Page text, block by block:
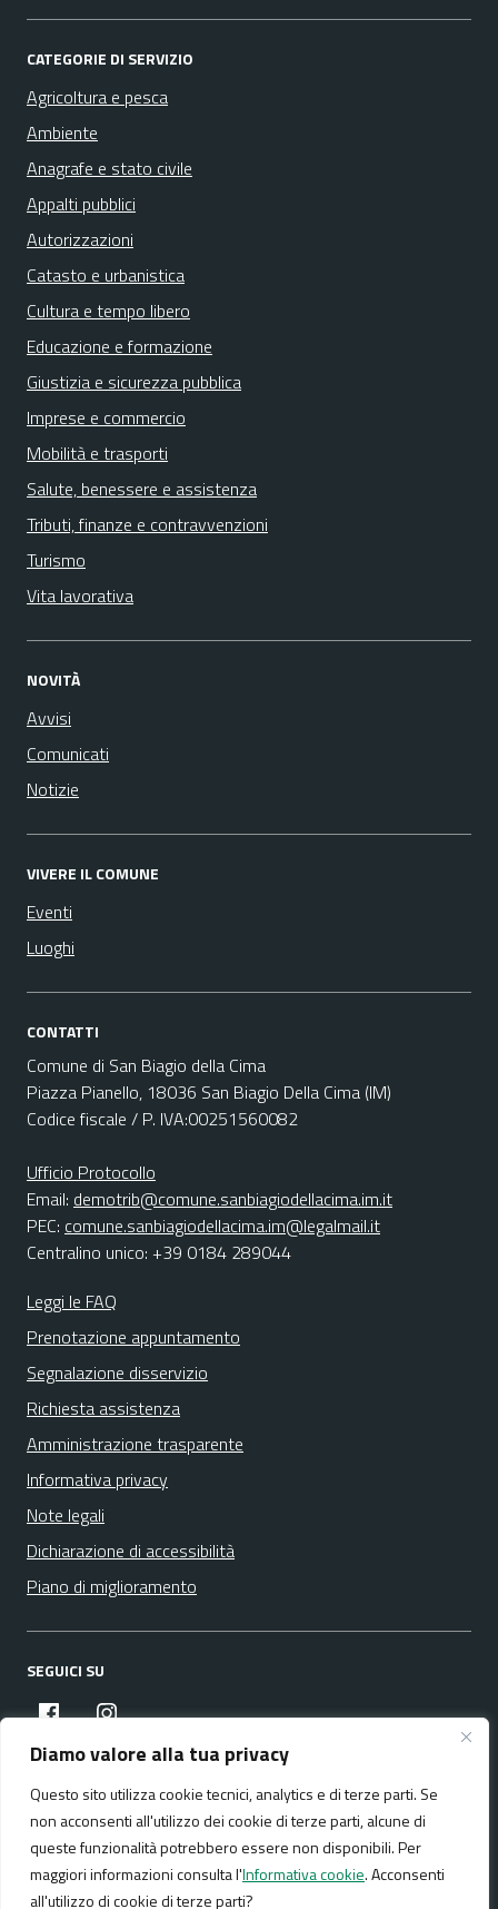
Diamo valore alla tua privacy
Questo sito utilizza cookie tecnici, analytics e di terze parti. Se
non acconsenti all'utilizzo dei cookie di terze parti, alcune di
queste funzionalità potrebbero essere non disponibili. Per
maggiori informazioni consulta l'Informativa cookie. Acconsenti
all'utilizzo di cookie di terze parti?
CATEGORIE DI SERVIZIO
Agricoltura e pesca
Ambiente
Anagrafe e stato civile
Appalti pubblici
Autorizzazioni
Catasto e urbanistica
Cultura e tempo libero
Educazione e formazione
Giustizia e sicurezza pubblica
Imprese e commercio
Mobilità e trasporti
Salute, benessere e assistenza
Tributi, finanze e contravvenzioni
Turismo
Vita lavorativa
NOVITÀ
Avvisi
Comunicati
Notizie
VIVERE IL COMUNE
Eventi
Luoghi
CONTATTI
Comune di San Biagio della Cima
Piazza Pianello, 18036 San Biagio Della Cima (IM)
Codice fiscale / P. IVA:00251560082
Ufficio Protocollo
Email: demotrib@comune.sanbiagiodellacima.im.it
PEC: comune.sanbiagiodellacima.im@legalmail.it
Centralino unico: +39 0184 289044
Leggi le FAQ
Prenotazione appuntamento
Segnalazione disservizio
Richiesta assistenza
Amministrazione trasparente
Informativa privacy
Note legali
Dichiarazione di accessibilità
Piano di miglioramento
SEGUICI SU
facebookinstagram
Media policy Mappa del sito